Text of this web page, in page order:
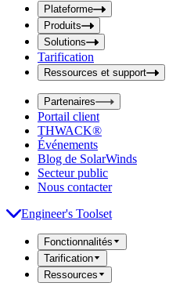
u
t
S
e
a
r
c
h
b
o
x
Plateforme
Produits
Solutions
Tarification
Ressources et support
Partenaires
Portail client
THWACK®
Événements
Blog de SolarWinds
Secteur public
Nous contacter
Engineer's Toolset
Fonctionnalités
Tarification
Ressources